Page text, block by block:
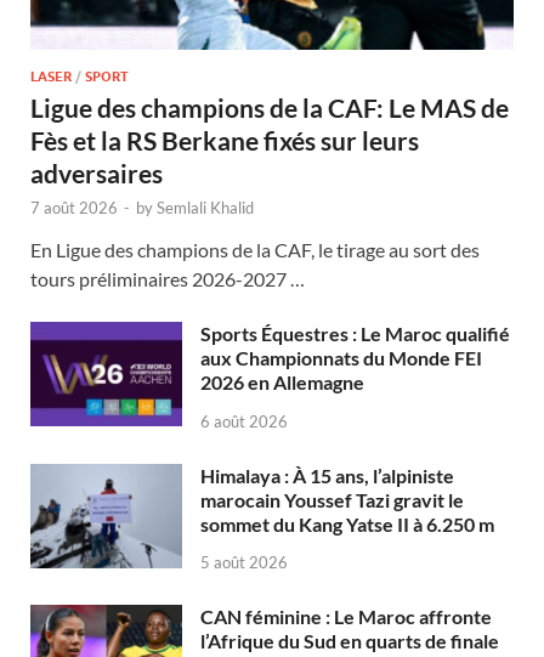
LASER / SPORT
Ligue des champions de la CAF: Le MAS de
Fès et la RS Berkane fixés sur leurs
adversaires
7 août 2026 - bySemlali Khalid
En Ligue des champions de la CAF, le tirage au sort des
tours préliminaires 2026-2027 …
Sports Équestres : Le Maroc qualifié
aux Championnats du Monde FEI
2026 en Allemagne
6 août 2026
Himalaya : À 15 ans, l’alpiniste
marocain Youssef Tazi gravit le
sommet du Kang Yatse II à 6.250 m
5 août 2026
CAN féminine : Le Maroc affronte
l’Afrique du Sud en quarts de finale